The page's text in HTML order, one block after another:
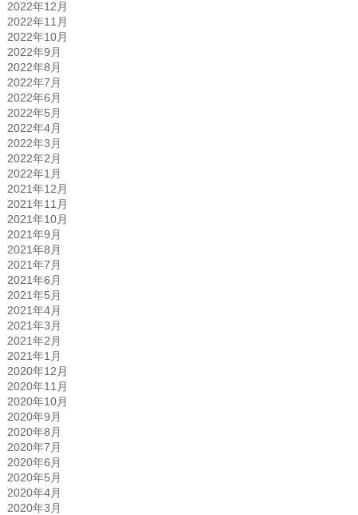
2022年12月
2022年11月
2022年10月
2022年9月
2022年8月
2022年7月
2022年6月
2022年5月
2022年4月
2022年3月
2022年2月
2022年1月
2021年12月
2021年11月
2021年10月
2021年9月
2021年8月
2021年7月
2021年6月
2021年5月
2021年4月
2021年3月
2021年2月
2021年1月
2020年12月
2020年11月
2020年10月
2020年9月
2020年8月
2020年7月
2020年6月
2020年5月
2020年4月
2020年3月